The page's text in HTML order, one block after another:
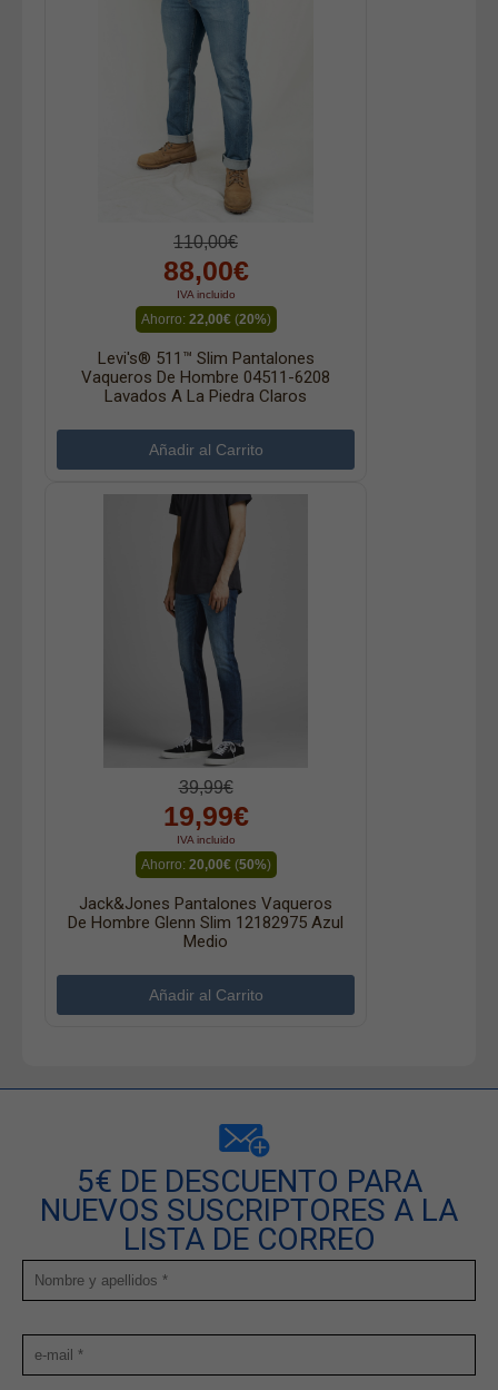
110,00€
88,00€
IVA incluido
Ahorro: 22,00€(20%)
Levi's® 511™ Slim Pantalones
Vaqueros De Hombre 04511-6208
Lavados A La Piedra Claros
39,99€
19,99€
IVA incluido
Ahorro: 20,00€(50%)
Jack&Jones Pantalones Vaqueros
De Hombre Glenn Slim 12182975 Azul
Medio
5€ DE DESCUENTO PARA
NUEVOS SUSCRIPTORES A LA
LISTA DE CORREO